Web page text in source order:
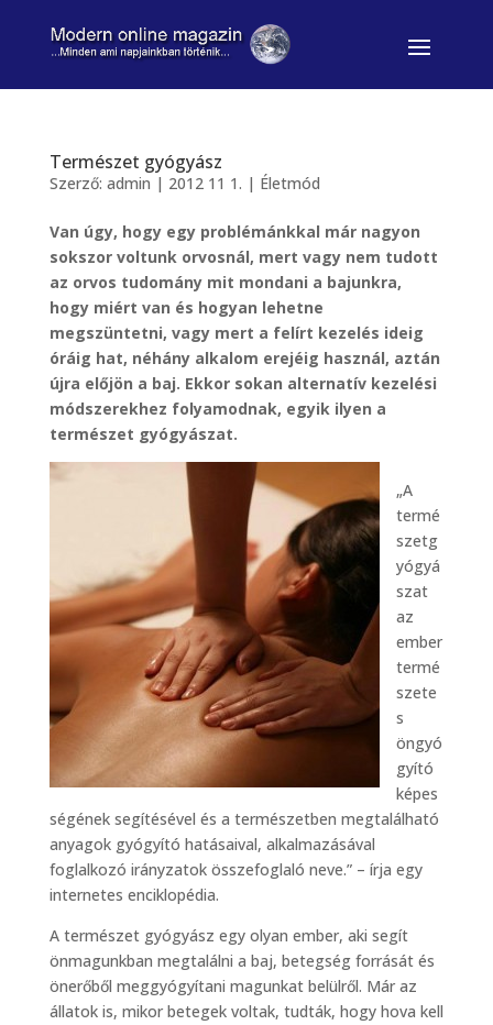
Természet gyógyász
Szerző: admin | 2012 11 1. | Életmód
Van úgy, hogy egy problémánkkal már nagyon
sokszor voltunk orvosnál, mert vagy nem tudott
az orvos tudomány mit mondani a bajunkra,
hogy miért van és hogyan lehetne
megszüntetni, vagy mert a felírt kezelés ideig
óráig hat, néhány alkalom erejéig használ, aztán
újra előjön a baj. Ekkor sokan alternatív kezelési
módszerekhez folyamodnak, egyik ilyen a
természet gyógyászat.
„A
termé
szetg
yógyá
szat
az
ember
termé
szete
s
öngyó
gyító
képes
ségének segítésével és a természetben megtalálható
anyagok gyógyító hatásaival, alkalmazásával
foglalkozó irányzatok összefoglaló neve.” – írja egy
internetes enciklopédia.
A természet gyógyász egy olyan ember, aki segít
önmagunkban megtalálni a baj, betegség forrását és
önerőből meggyógyítani magunkat belülről. Már az
állatok is, mikor betegek voltak, tudták, hogy hova kell